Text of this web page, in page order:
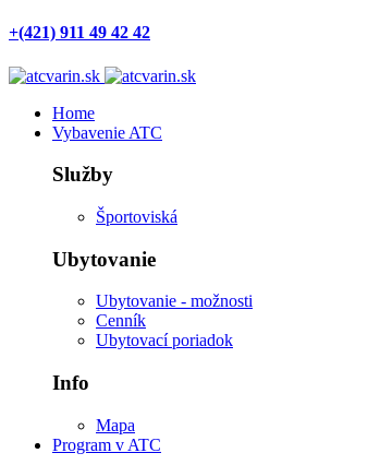
+(421) 911 49 42 42
Home
Vybavenie ATC
Služby
Športoviská
Ubytovanie
Ubytovanie - možnosti
Cenník
Ubytovací poriadok
Info
Mapa
Program v ATC